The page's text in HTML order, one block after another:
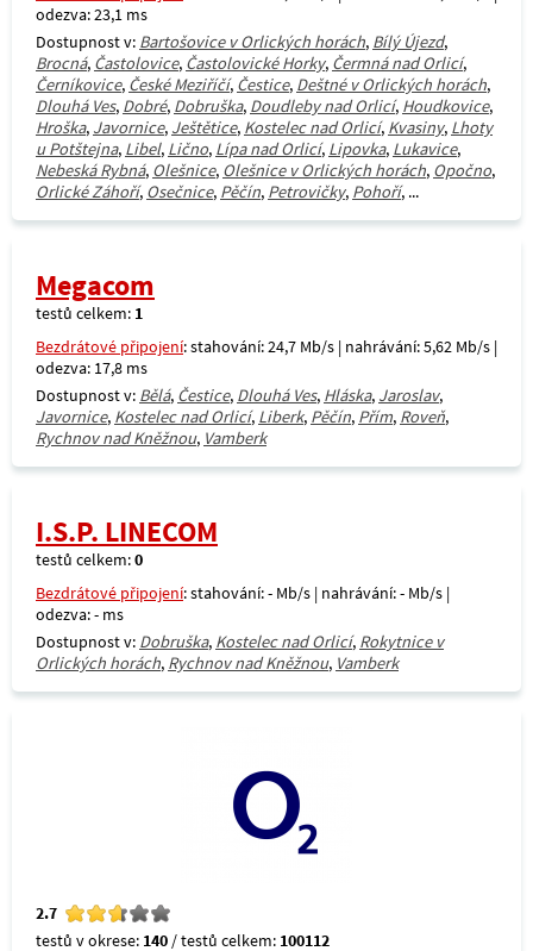
odezva: 23,1 ms
Dostupnost v: Bartošovice v Orlických horách, Bílý Újezd,
Brocná, Častolovice, Častolovické Horky, Čermná nad Orlicí,
Černíkovice, České Meziříčí, Čestice, Deštné v Orlických horách,
Dlouhá Ves, Dobré, Dobruška, Doudleby nad Orlicí, Houdkovice,
Hroška, Javornice, Ještětice, Kostelec nad Orlicí, Kvasiny, Lhoty
u Potštejna, Libel, Lično, Lípa nad Orlicí, Lipovka, Lukavice,
Nebeská Rybná, Olešnice, Olešnice v Orlických horách, Opočno,
Orlické Záhoří, Osečnice, Pěčín, Petrovičky, Pohoří, ...
Megacom
testů celkem: 1
Bezdrátové připojení: stahování: 24,7 Mb/s | nahrávání: 5,62 Mb/s |
odezva: 17,8 ms
Dostupnost v: Bělá, Čestice, Dlouhá Ves, Hláska, Jaroslav,
Javornice, Kostelec nad Orlicí, Liberk, Pěčín, Přím, Roveň,
Rychnov nad Kněžnou, Vamberk
I.S.P. LINECOM
testů celkem:0
Bezdrátové připojení: stahování: - Mb/s | nahrávání: - Mb/s |
odezva: - ms
Dostupnost v: Dobruška, Kostelec nad Orlicí, Rokytnice v
Orlických horách, Rychnov nad Kněžnou, Vamberk
2.7
testů v okrese: 140 / testů celkem: 100112